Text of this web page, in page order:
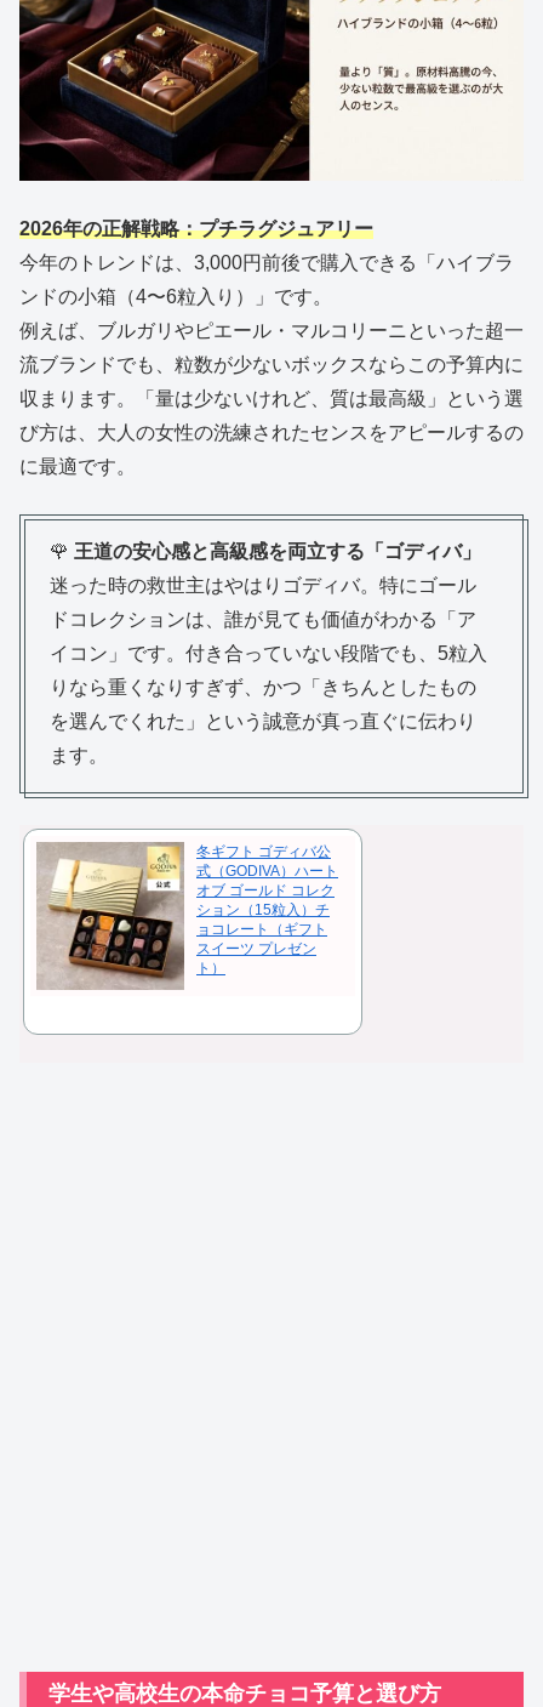
2026年の正解戦略：プチラグジュアリー
今年のトレンドは、3,000円前後で購入できる「ハイブラ
ンドの小箱（4〜6粒入り）」です。
例えば、ブルガリやピエール・マルコリーニといった超一
流ブランドでも、粒数が少ないボックスならこの予算内に
収まります。「量は少ないけれど、質は最高級」という選
び方は、大人の女性の洗練されたセンスをアピールするの
に最適です。
🌹 王道の安心感と高級感を両立する「ゴディバ」
迷った時の救世主はやはりゴディバ。特にゴール
ドコレクションは、誰が見ても価値がわかる「ア
イコン」です。付き合っていない段階でも、5粒入
りなら重くなりすぎず、かつ「きちんとしたもの
を選んでくれた」という誠意が真っ直ぐに伝わり
ます。
冬ギフト ゴディバ公
式（GODIVA）ハート
オブ ゴールド コレク
ション（15粒入）チ
ョコレート（ギフト
スイーツ プレゼン
ト）
学生や高校生の本命チョコ予算と選び方